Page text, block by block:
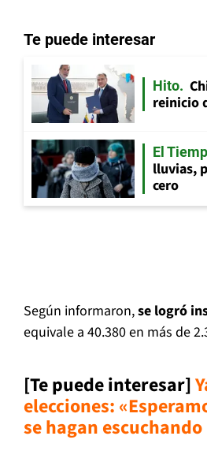
Te puede interesar
Hito
reinicio
El
lluvias,
cero
Según informaron,se logró
equivale a 40.380 en más de
[Te puede interesar]
elecciones:
se hagan